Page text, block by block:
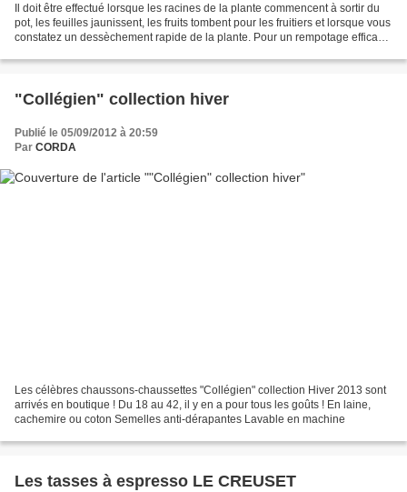
Il doit être effectué lorsque les racines de la plante commencent à sortir du
pot, les feuilles jaunissent, les fruits tombent pour les fruitiers et lorsque vous
constatez un dessèchement rapide de la plante. Pour un rempotage efficace
"Collégien" collection hiver
Publié le 05/09/2012 à 20:59
Par CORDA
Les célèbres chaussons-chaussettes "Collégien" collection Hiver 2013 sont
arrivés en boutique ! Du 18 au 42, il y en a pour tous les goûts ! En laine,
cachemire ou coton Semelles anti-dérapantes Lavable en machine
Les tasses à espresso LE CREUSET